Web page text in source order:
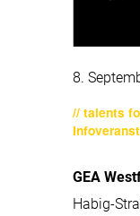
// talents
8.
GEA
Habig-